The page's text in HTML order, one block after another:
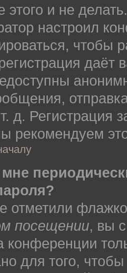
и не
настроил
даёт
д. Регистрация
рекомендуем
отметили
посещении, вы
конференции
для того,